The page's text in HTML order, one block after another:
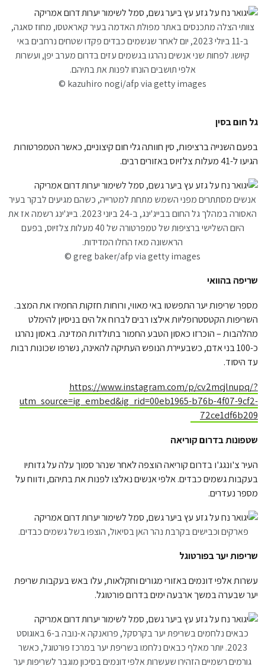
צוותי הצלה מתכנסים באתר מפולת האדמה בעיר קאראטסו, מחוז סאגה,
ב-11 ביולי 2023, יום לאחר שגשמים כבדים פקדו שטחים נרחבים באי
קיושו. לפחות שני אנשים נהרגו בגשמים עזים בדרום מערב יפן, ועשרות
אלפי תושבים הונחו לפנות את בתיהם.
kazuhiro nogi/afp via getty images ©
גל חום בסין
בפעם השנייה ברציפות, סין חוותה גלי חום קיצוניים, כאשר הטמפרטורות
הגיעו ל-41 מעלות צלזיוס באזורים רבים.
אנשים מסתתרים מפני השמש מתחת למטרייה, כשהם מגיעים לבקר בעיר
האסורה במהלך גל החום בבייג'ינג, ב-24 ביוני 2023. בייג'ינג רשמה אז את
היום השלישי ברציפות של טמפרטורה של 40 מעלות צלזיוס, בפעם
הראשונה מאז החלו המדידות.
greg baker/afp via getty images ©
שריפה בהוואי
מספר שריפות יער התפשטו באי מאווי, ורוחות חזקות החמירו את המצב.
השריפות הקטסטרופליות אילצו רבים לברוח אל הים בניסיון להימלט
מהלהבות – הוכרזו כאסון הטבע החמור בתולדות המדינה. באסון נהרגו
כ-100 בני אדם, כשבעיירת הנופש העתיקה להאינה, נשרפו שכונות רבות
עד היסוד.
https://www.instagram.com/p/cv2mcjlnupq/?
utm_source=ig_embed&ig_rid=00eb1965-b76b-4f07-9cf2-
72ce1df6b209
שטפונות בדרום קוריאה
העיר צ'ונגג'ו בדרום קוריאה הוצפה לאחר שנהר סמוך עלה על גדותיו
בעקבות גשמים כבדים. אלפי אנשים נאלצו לפנות את בתיהם, ודווח על
מספר נעדרים.
פארקים וכבישים בקרבת נהר האן בסיאול, הוצפו בשל גשמים כבדים.
שריפות יער בפורטוגל
עשרות אלפי דונמים באזורי מגורים וחקלאות, עלו באש בעקבות שריפת
יער שבערה במשך ארבעה ימים בדרום פורטוגל.
כבאים נלחמים בשריפת יער בקרסקל, פרואנקה א-נובה ב-6 באוגוסט
2023. יותר מאלף כבאים נלחמו בשריפת יער במרכז פורטוגל, כאשר
גורמים רשמיים הזהירו שעשרות אלפי דונמים בסיכון מוגבר לשריפות יער